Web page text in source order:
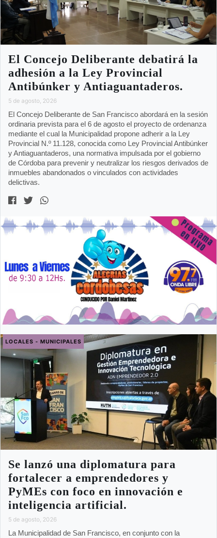
El Concejo Deliberante debatirá la
adhesión a la Ley Provincial
Antibúnker y Antiaguantaderos.
5 de agosto, 2026
El Concejo Deliberante de San Francisco abordará en la sesión
ordinaria prevista para el 6 de agosto el proyecto de ordenanza
mediante el cual la Municipalidad propone adherir a la Ley
Provincial N.º 11.128, conocida como Ley Provincial Antibúnker
y Antiaguantaderos, una normativa impulsada por el gobierno
de Córdoba para prevenir y neutralizar los riesgos derivados de
inmuebles abandonados o vinculados con actividades
delictivas.
LOCALES - MUNICIPALES
Se lanzó una diplomatura para
fortalecer a emprendedores y
PyMEs con foco en innovación e
inteligencia artificial.
5 de agosto, 2026
La Municipalidad de San Francisco, en conjunto con la